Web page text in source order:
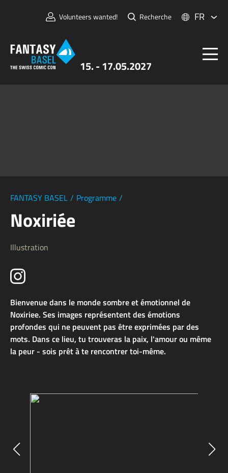
15. - 17.05.2027
Volunteers wanted! Recherche FR
FANTASY BASEL / Programme /
Noxiriée
Illustration
Bienvenue dans le monde sombre et émotionnel de
Noxiriee. Ses images représentent des émotions
profondes qui ne peuvent pas être exprimées par des
mots. Dans ce lieu, tu trouveras la paix, l'amour ou même
la peur - sois prêt à te rencontrer toi-même.